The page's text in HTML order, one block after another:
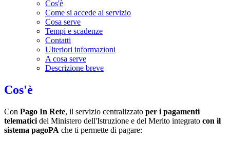
Cos'è
Come si accede al servizio
Cosa serve
Tempi e scadenze
Contatti
Ulteriori informazioni
A cosa serve
Descrizione breve
Cos'è
Con Pago In Rete, il servizio centralizzato per i pagamenti
telematici del Ministero dell'Istruzione e del Merito integrato con il
sistema pagoPA che ti permette di pagare: